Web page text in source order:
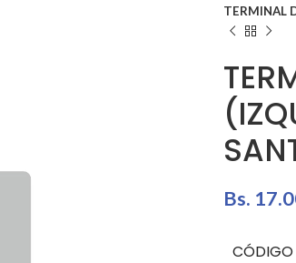
TERMINAL
Bs.
CÓDIGO